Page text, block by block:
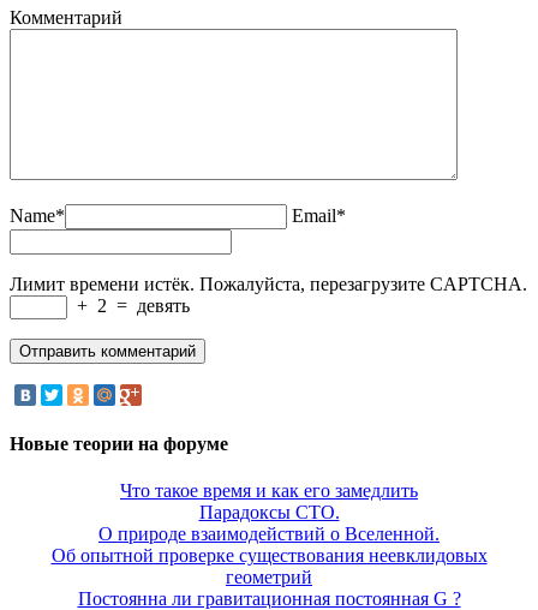
Комментарий
Name* Email*
Лимит времени истёк. Пожалуйста, перезагрузите CAPTCHA.
+ 2 = девять
Новые теории на форуме
Что такое время и как его замедлить
Парадоксы СТО.
О природе взаимодействий о Вселенной.
Об опытной проверке существования неевклидовых
геометрий
Постоянна ли гравитационная постоянная G ?